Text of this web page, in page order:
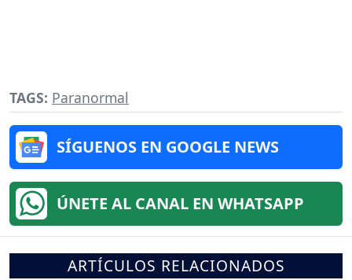
TAGS: Paranormal
SÍGUENOS EN GOOGLE NEWS
ÚNETE AL CANAL EN WHATSAPP
ARTÍCULOS RELACIONADOS